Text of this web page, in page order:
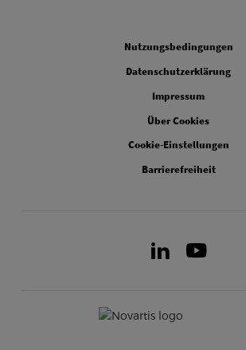
Nutzungsbedingungen
Datenschutzerklärung
Impressum
Über Cookies
Cookie-Einstellungen
Barrierefreiheit
LinkedIn